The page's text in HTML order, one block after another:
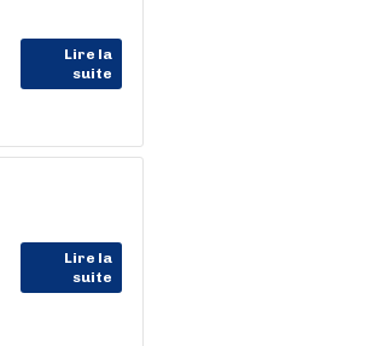
Lire la
suite
Lire la
suite